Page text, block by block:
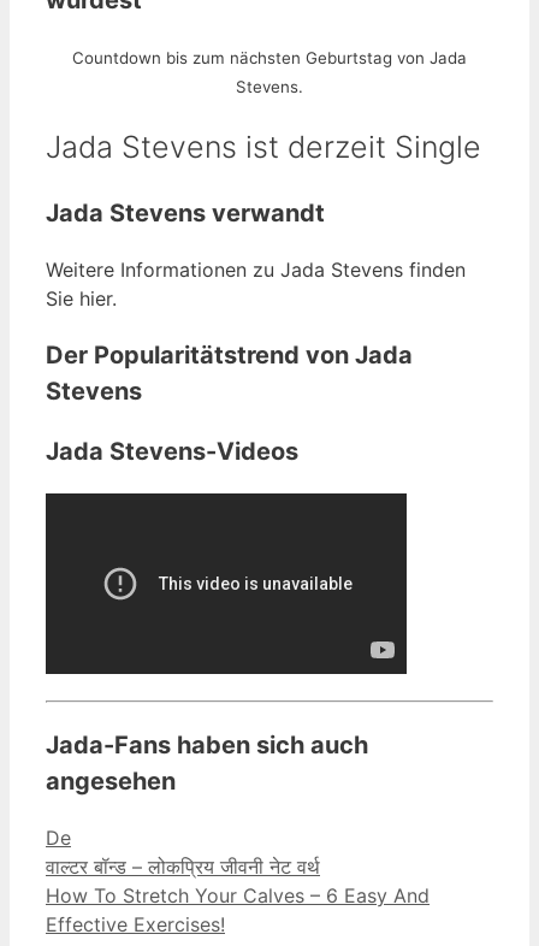
Countdown bis zum nächsten Geburtstag von Jada
Stevens.
Jada Stevens ist derzeit Single
Jada Stevens verwandt
Weitere Informationen zu Jada Stevens finden
Sie hier.
Der Popularitätstrend von Jada
Stevens
Jada Stevens-Videos
Jada-Fans haben sich auch
angesehen
Categories
De
वाल्टर बॉन्ड – लोकप्रिय जीवनी नेट वर्थ
How To Stretch Your Calves – 6 Easy And
Effective Exercises!